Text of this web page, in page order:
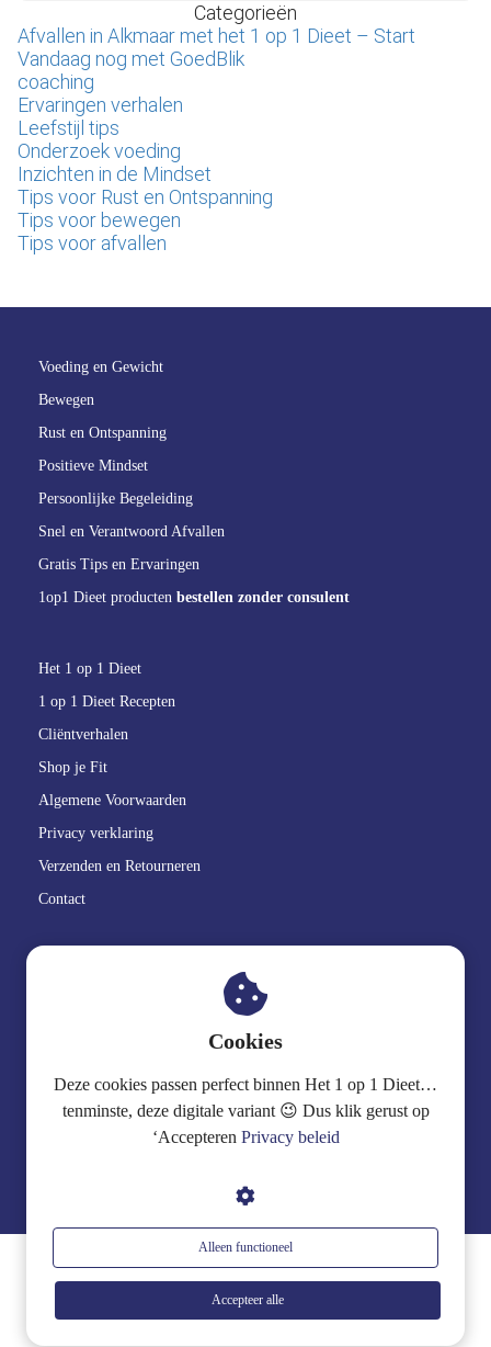
Categorieën
Afvallen in Alkmaar met het 1 op 1 Dieet – Start
Vandaag nog met GoedBlik
coaching
Ervaringen verhalen
Leefstijl tips
Onderzoek voeding
Inzichten in de Mindset
Tips voor Rust en Ontspanning
Tips voor bewegen
Tips voor afvallen
Voeding en Gewicht
Bewegen
Rust en Ontspanning
Positieve Mindset
Persoonlijke Begeleiding
Snel en Verantwoord Afvallen
Gratis Tips en Ervaringen
1op1 Dieet producten bestellen zonder consulent
Het 1 op 1 Dieet
1 op 1 Dieet Recepten
Cliëntverhalen
Shop je Fit
Algemene Voorwaarden
Privacy verklaring
Verzenden en Retourneren
Contact
info@goedblik.nl
© GoedBlik.nl 2025 | WebdesignBusiness2People
Cookies
Deze cookies passen perfect binnen Het 1 op 1 Dieet…
tenminste, deze digitale variant 😉 Dus klik gerust op
‘Accepteren Privacy beleid
Alleen functioneel
Accepteer alle